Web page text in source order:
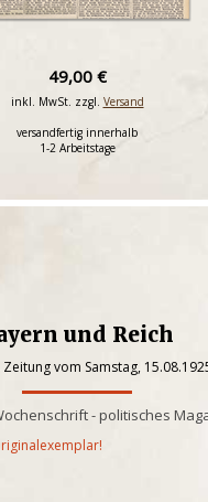
49,00 €
inkl. MwSt. zzgl. Versand
versandfertig innerhalb
1-2 Arbeitstage
und Reich
vom Samstag,
- politisches